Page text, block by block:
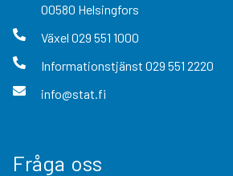
00580 Helsingfors
Växel 029 551 1000
Informationstjänst 029 551 2220
info@stat.fi
Fråga oss